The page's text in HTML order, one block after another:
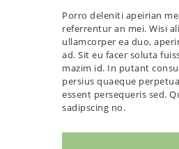
Porro deleniti apeirian
referrentur an mei. Wisi
ullamcorper ea duo,
ad. Sit eu facer soluta
mazim id. In putant
persius quaeque
essent persequeris sed.
sadipscing no.